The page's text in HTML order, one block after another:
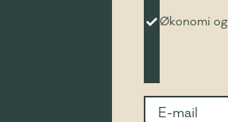
Økonomi